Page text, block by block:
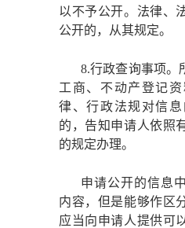
以不予公开。法律、
公开的，从其规定。
8.行政查询事项。
工商、不动产登记
律、行政法规对信
的，告知申请人依照
的规定办理。
申请公开的信息
内容，但是能够作区
应当向申请人提供可